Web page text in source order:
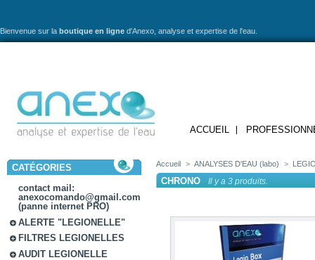
Bienvenue sur la boutique en ligne d'Anexo, analyse et expertise de l'eau.
ACCUEIL
CATÉGORIES
contact mail:
anexocomando@gmail.com
(panne internet PRO)
ALERTE "LEGIONELLE"
FILTRES LEGIONELLES
AUDIT LEGIONELLE
Accueil > ANALYSES D'EAU (labo) >
CHRONO Il y a 3 produits.